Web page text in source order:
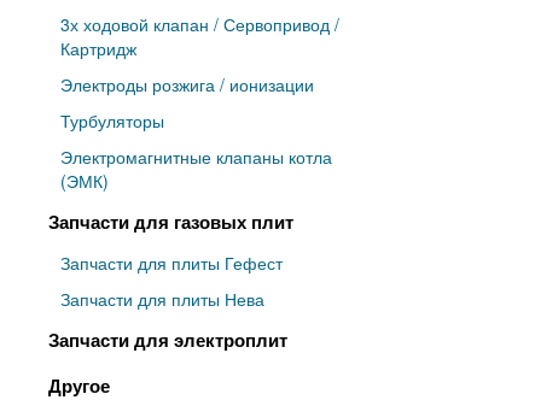
3х ходовой клапан / Сервопривод /
Картридж
Электроды розжига / ионизации
Турбуляторы
Электромагнитные клапаны котла
(ЭМК)
Запчасти для газовых плит
Запчасти для плиты Гефест
Запчасти для плиты Нева
Запчасти для электроплит
Другое